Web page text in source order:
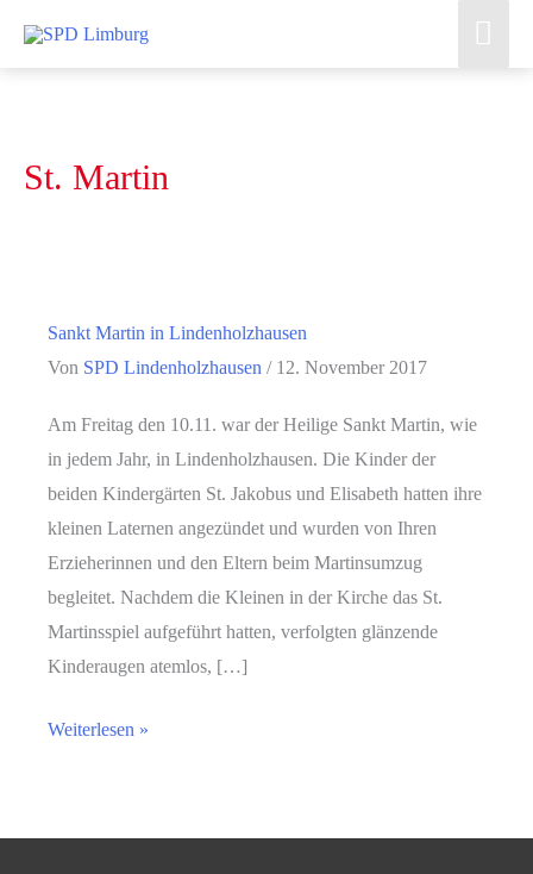
Inhalt
St. Martin
Sankt Martin in Lindenholzhausen
Von SPD Lindenholzhausen / 12. November 2017
Am Freitag den 10.11. war der Heilige Sankt Martin, wie
in jedem Jahr, in Lindenholzhausen. Die Kinder der
beiden Kindergärten St. Jakobus und Elisabeth hatten ihre
kleinen Laternen angezündet und wurden von Ihren
Erzieherinnen und den Eltern beim Martinsumzug
begleitet. Nachdem die Kleinen in der Kirche das St.
Martinsspiel aufgeführt hatten, verfolgten glänzende
Kinderaugen atemlos, […]
Sankt
Weiterlesen »